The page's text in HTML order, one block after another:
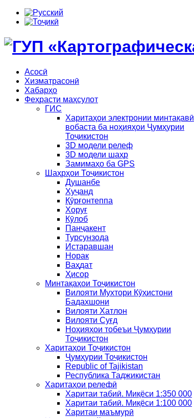
Асосӣ
Хизматрасонӣ
Хабарҳо
Феҳрасти маҳсулот
ГИС
Харитаҳои электронии минтақавӣ
вобаста ба ноҳияҳои Ҷумҳурии
Тоҷикистон
3D модели релеф
3D модели шаҳр
Замимаҳо ба GPS
Шаҳрҳои Тоҷикистон
Душанбе
Хуҷанд
Қӯрғонтеппа
Хоруғ
Кӯлоб
Панҷакент
Турсунзода
Истаравшан
Норак
Ваҳдат
Ҳисор
Минтақаҳои Тоҷикистон
Вилояти Мухтори Кӯҳистони
Бадахшони
Вилояти Хатлон
Вилояти Суғд
Ноҳияҳои тобеъи Ҷумҳурии
Тоҷикистон
Харитаҳои Тоҷикистон
Ҷумҳурии Тоҷикистон
Republic of Tajikistan
Республика Таджикистан
Харитаҳои релефӣ
Харитаи табиӣ. Миқёси 1:350 000
Харитаи табиӣ. Миқёси 1:100 000
Харитаи маъмурӣ